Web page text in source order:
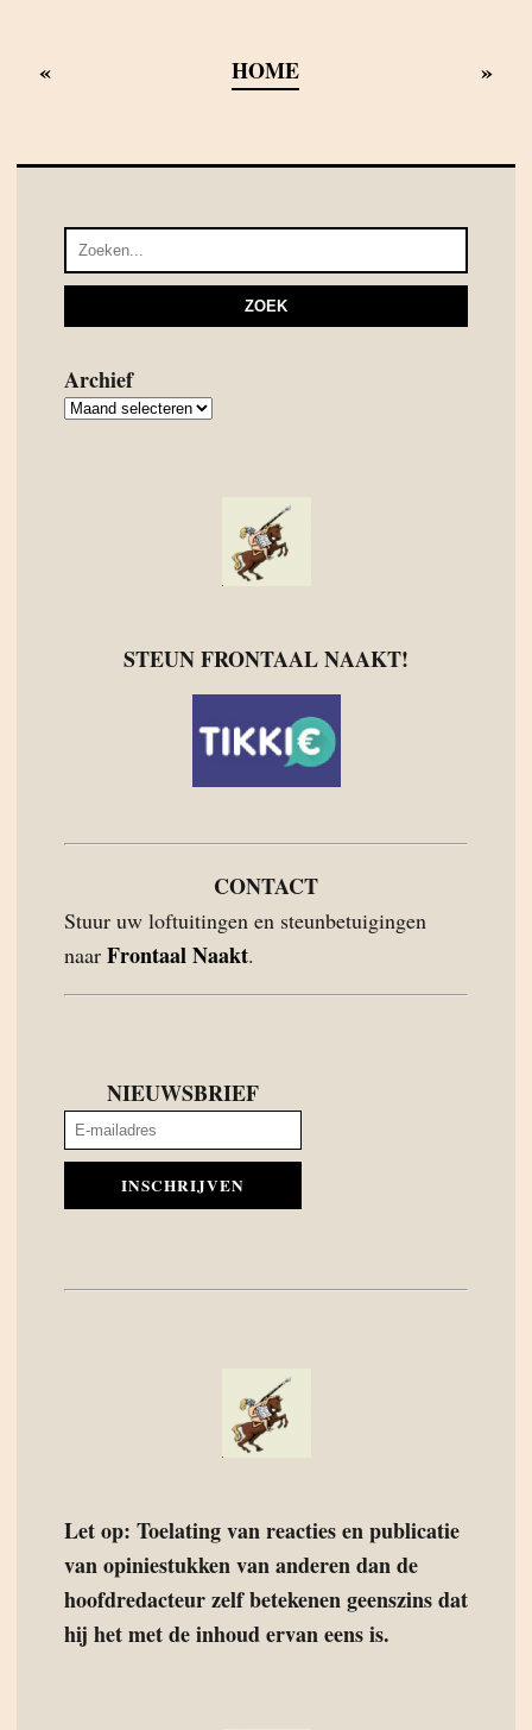
« HOME »
Archief
Archief
STEUN FRONTAAL NAAKT!
CONTACT
Stuur uw loftuitingen en steunbetuigingen
naar Frontaal Naakt.
NIEUWSBRIEF
INSCHRIJVEN
Let op: Toelating van reacties en publicatie
van opiniestukken van anderen dan de
hoofdredacteur zelf betekenen geenszins dat
hij het met de inhoud ervan eens is.